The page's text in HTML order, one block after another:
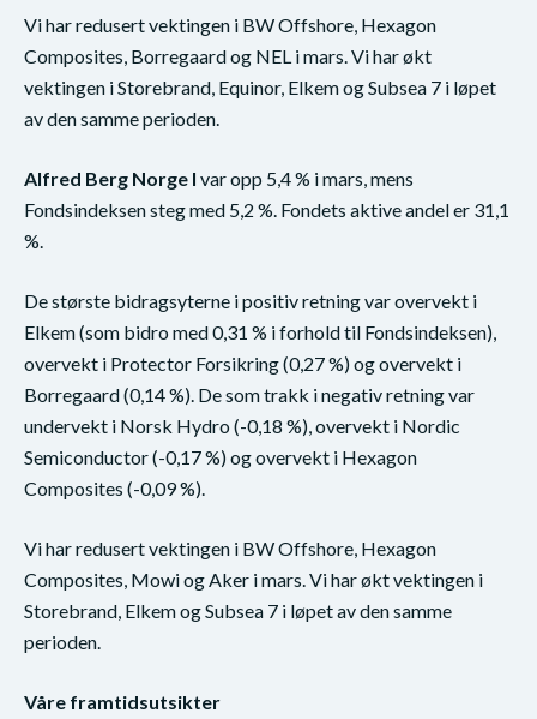
Vi har redusert vektingen i BW Offshore, Hexagon
Composites, Borregaard og NEL i mars. Vi har økt
vektingen i Storebrand, Equinor, Elkem og Subsea 7 i løpet
av den samme perioden.
Alfred Berg Norge I var opp 5,4 % i mars, mens
Fondsindeksen steg med 5,2 %. Fondets aktive andel er 31,1
%.
De største bidragsyterne i positiv retning var overvekt i
Elkem (som bidro med 0,31 % i forhold til Fondsindeksen),
overvekt i Protector Forsikring (0,27 %) og overvekt i
Borregaard (0,14 %). De som trakk i negativ retning var
undervekt i Norsk Hydro (-0,18 %), overvekt i Nordic
Semiconductor (-0,17 %) og overvekt i Hexagon
Composites (-0,09 %).
Vi har redusert vektingen i BW Offshore, Hexagon
Composites, Mowi og Aker i mars. Vi har økt vektingen i
Storebrand, Elkem og Subsea 7 i løpet av den samme
perioden.
Våre framtidsutsikter